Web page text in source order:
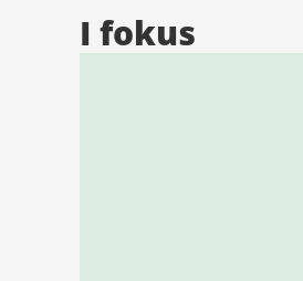
I fokus